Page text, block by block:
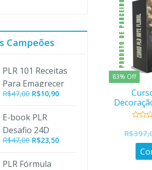
83% Off
out
of
R$
Campeões
PLR 101 Receitas
Para Emagrecer
R$47,00 O
original
era:
R$47,00.
R$10,90O
R$10,90.
E-book PLR
Desafio 24D
R$47,00 R$23,50
PLR Fórmula